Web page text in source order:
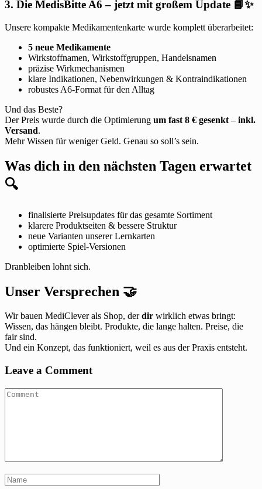
3. Die MedisBitte A6 – jetzt mit großem Update 📘✨
Unsere kompakte Medikamentenkarte wurde komplett überarbeitet:
5 neue Medikamente
Wirkstoffnamen, Wirkstoffgruppen, Handelsnamen
präzise Wirkmechanismen
klare Indikationen, Nebenwirkungen & Kontraindikationen
robustes A6-Format für den Alltag
Und das Beste?
Der Preis wurde durch die Optimierung um fast 8 € gesenkt – inkl.
Versand.
Mehr Wissen für weniger Geld. Genau so soll’s sein.
Was dich in den nächsten Tagen erwartet
🔍
finalisierte Preisupdates für das gesamte Sortiment
klarere Produktseiten & bessere Struktur
neue Varianten unserer Lernkarten
optimierte Spiel-Versionen
Dranbleiben lohnt sich.
Unser Versprechen 🤝
Wir bauen MediClever als Shop, derdir wirklich etwas bringt:
Wissen, das hängen bleibt. Produkte, die lange halten. Preise, die
fair sind.
Und ein Konzept, das funktioniert, weil es aus der Praxis entsteht.
Leave a Comment